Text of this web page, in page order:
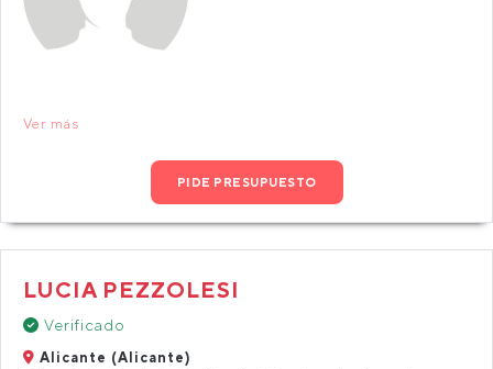
Ver más
PIDE PRESUPUESTO
LUCIA PEZZOLESI
Verificado
Alicante (Alicante)